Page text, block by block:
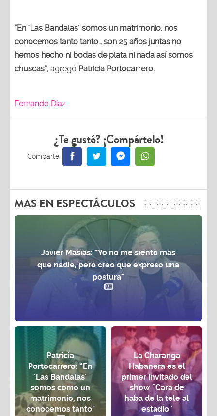
“En ´Las Bandalas´ somos un matrimonio, nos
conocemos tanto tanto… son 25 años juntas no
hemos hecho ni bodas de plata ni nada así somos
chuscas”, agregó Patricia Portocarrero.
Fernando Díaz
¿Te gustó? ¡Compártelo!
MAS EN ESPECTÁCULOS
Javier Masías: “Yo no me siento más
que nadie, pero creo que expreso una
postura”
Patricia
Portocarrero: “En
'Las Bandalas'
somos como un
matrimonio, nos
conocemos tanto"
La Charanga
Habanera es el
primer invitado del
show ¨Cara de
haba de la tele al
estadio¨